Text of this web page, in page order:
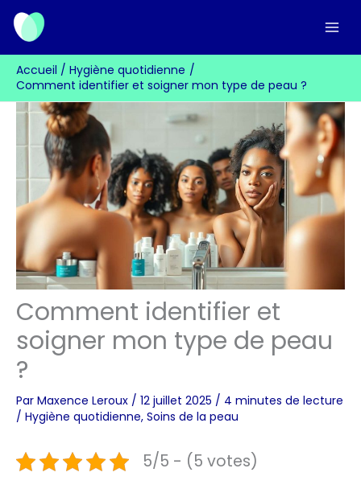
Aller
contenu
Accueil
Hygiène quotidienne
Comment identifier et soigner mon type de peau ?
Comment identifier et
soigner mon type de peau
?
Par Maxence Leroux / 12 juillet 2025 / 4 minutes de lecture
/ Hygiène quotidienne, Soins de la peau
5/5 - (5 votes)